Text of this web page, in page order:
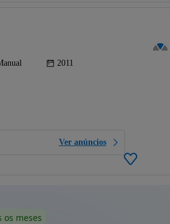
2011
Ver anúncios
os meses